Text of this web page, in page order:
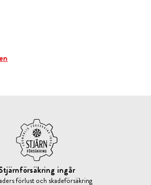
ingår
förlust och skadeförsäkring